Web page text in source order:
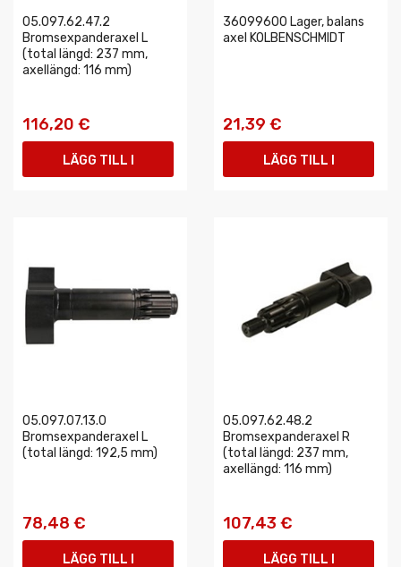
05.097.62.47.2
Bromsexpanderaxel L
(total längd: 237 mm,
axellängd: 116 mm)
116,20 €
LÄGG TILL I
36099600 Lager, balans
axel KOLBENSCHMIDT
21,39 €
LÄGG TILL I
05.097.07.13.0
Bromsexpanderaxel L
(total längd: 192,5 mm)
78,48 €
LÄGG TILL I
05.097.62.48.2
Bromsexpanderaxel R
(total längd: 237 mm,
axellängd: 116 mm)
107,43 €
LÄGG TILL I